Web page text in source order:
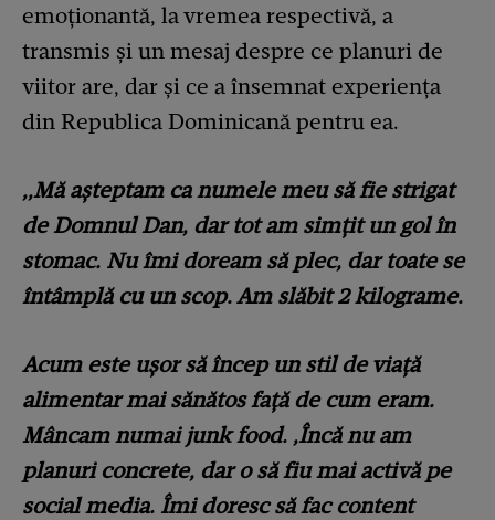
emoționantă, la vremea respectivă, a
transmis și un mesaj despre ce planuri de
viitor are, dar și ce a însemnat experiența
din Republica Dominicană pentru ea.
,,Mă aşteptam ca numele meu să fie strigat
de Domnul Dan, dar tot am simţit un gol în
stomac. Nu îmi doream să plec, dar toate se
întâmplă cu un scop. Am slăbit 2 kilograme.
Acum este uşor să încep un stil de viaţă
alimentar mai sănătos faţă de cum eram.
Mâncam numai junk food. ,Încă nu am
planuri concrete, dar o să fiu mai activă pe
social media. Îmi doresc să fac content